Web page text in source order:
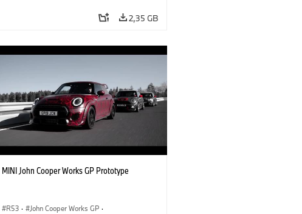
2,35 GB
MINI John Cooper Works GP Prototype
R53 · John Cooper Works GP ·